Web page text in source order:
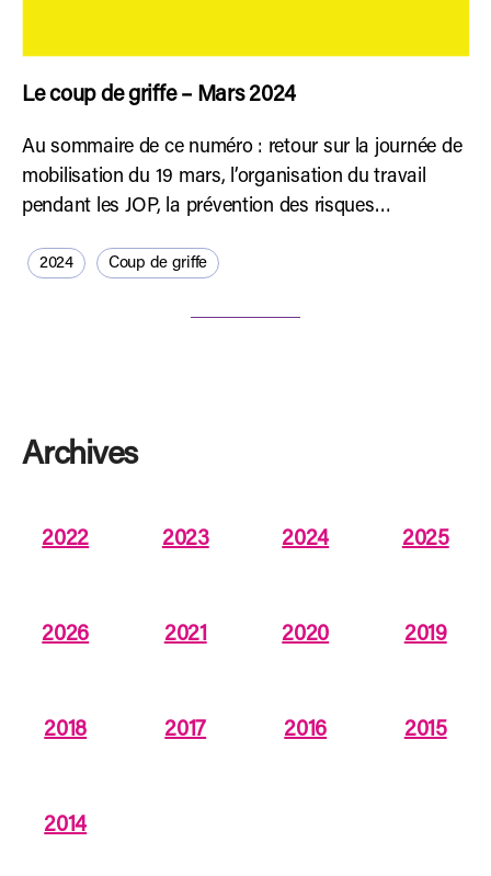
Le coup de griffe – Mars 2024
Au sommaire de ce numéro : retour sur la journée de
mobilisation du 19 mars, l’organisation du travail
pendant les JOP, la prévention des risques…
2024 Coup de griffe
Archives
2022 2023 2024 2025
2026 2021 2020 2019
2018 2017 2016 2015
2014